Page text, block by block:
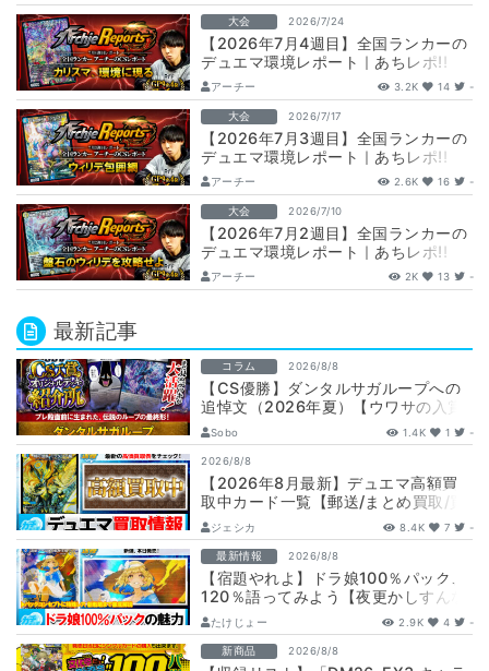
大会 2026/7/24
【2026年7月4週目】全国ランカーの
デュエマ環境レポート｜あちレポ!!
【毎週金曜更新】
アーチー 3.2K 14 -
大会 2026/7/17
【2026年7月3週目】全国ランカーの
デュエマ環境レポート｜あちレポ!!
【毎週金曜更新】
アーチー 2.6K 16 -
大会 2026/7/10
【2026年7月2週目】全国ランカーの
デュエマ環境レポート｜あちレポ!!
【毎週金曜更新】
アーチー 2K 13 -
最新記事
コラム 2026/8/8
【CS優勝】ダンタルサガループへの
追悼文（2026年夏）【ウワサの入賞
オリジナルデッキ紹介所 – …
Sobo 1.4K 1 -
2026/8/8
【2026年8月最新】デュエマ高額買
取中カード一覧【郵送/まとめ買取/買
取表/相場/金トレジャー】
ジェシカ 8.4K 7 -
最新情報 2026/8/8
【宿題やれよ】ドラ娘100％パック、
120％語ってみよう【夜更かしすんな
よ】
たけじょー 2.9K 4 -
新商品 2026/8/8